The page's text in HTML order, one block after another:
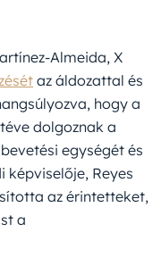
Almeida, X
az áldozattal és
hogy a
dolgoznak a
egységét és
képviselője, Reyes
az érintetteket,
a